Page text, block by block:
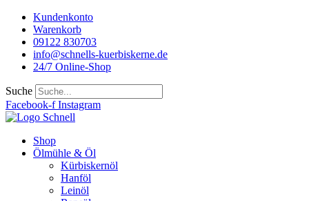
Kundenkonto
Warenkorb
09122 830703
info@schnells-kuerbiskerne.de
24/7 Online-Shop
Suche
Facebook-f Instagram
Shop
Ölmühle & Öl
Kürbiskernöl
Hanföl
Leinöl